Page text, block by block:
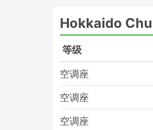
行来说，非常有必要
大巴旅行的优
大巴是前往不
巴的行李限额
Hokkaido
等级
空调座
空调座
空调座